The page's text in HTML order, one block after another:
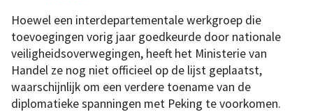
Hoewel een interdepartementale werkgroep die
toevoegingen vorig jaar goedkeurde door nationale
veiligheidsoverwegingen, heeft het Ministerie van
Handel ze nog niet officieel op de lijst geplaatst,
waarschijnlijk om een verdere toename van de
diplomatieke spanningen met Peking te voorkomen.